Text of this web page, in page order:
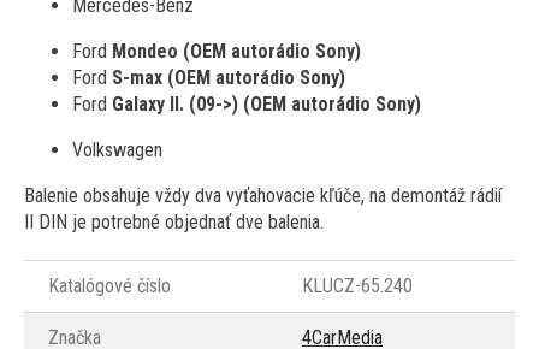
Mercedes-Benz
Ford Mondeo (OEM autorádio Sony)
Ford S-max (OEM autorádio Sony)
Ford Galaxy II. (09->) (OEM autorádio Sony)
Volkswagen
Balenie obsahuje vždy dva vyťahovacie kľúče, na demontáž rádií
II DIN je potrebné objednať dve balenia.
Katalógové číslo KLUCZ-65.240
Značka 4CarMedia